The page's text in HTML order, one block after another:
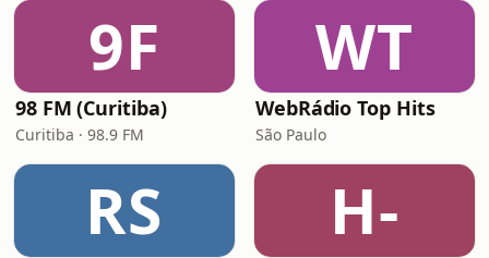
9F
98 FM (Curitiba)
Curitiba · 98.9 FM
WT
WebRádio Top Hits
São Paulo
RS H-